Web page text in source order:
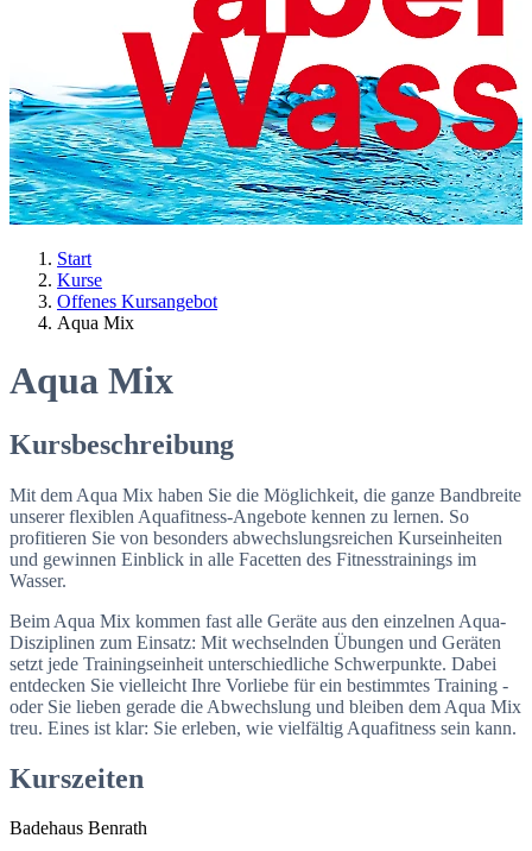
Start
Kurse
Offenes Kursangebot
Aqua Mix
Aqua Mix
Kursbeschreibung
Mit dem Aqua Mix haben Sie die Möglichkeit, die ganze Bandbreite
unserer flexiblen Aquafitness-Angebote kennen zu lernen. So
profitieren Sie von besonders abwechslungsreichen Kurseinheiten
und gewinnen Einblick in alle Facetten des Fitnesstrainings im
Wasser.
Beim Aqua Mix kommen fast alle Geräte aus den einzelnen Aqua-
Disziplinen zum Einsatz: Mit wechselnden Übungen und Geräten
setzt jede Trainingseinheit unterschiedliche Schwerpunkte. Dabei
entdecken Sie vielleicht Ihre Vorliebe für ein bestimmtes Training -
oder Sie lieben gerade die Abwechslung und bleiben dem Aqua Mix
treu. Eines ist klar: Sie erleben, wie vielfältig Aquafitness sein kann.
Kurszeiten
Badehaus Benrath